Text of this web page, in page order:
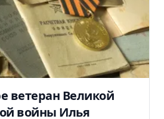
ветеран Великой
войны Илья